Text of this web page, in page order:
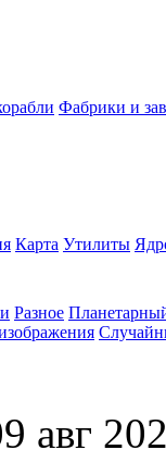
Фабрики и
Карта Утилиты
Разное
авг